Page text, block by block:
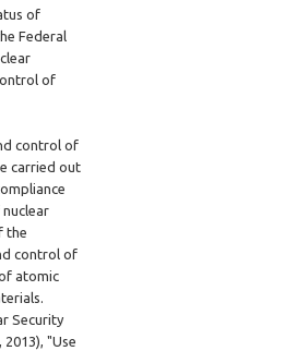
of
Federal
of
control of
carried out
the
control of
atomic
Security
"Use